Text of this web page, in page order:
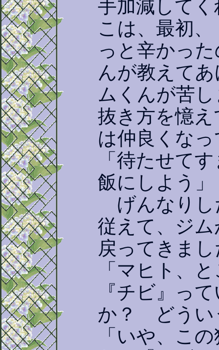
手加減して
こは、最初
っと辛かっ
んが教えて
ムくんが苦
抜き方を憶
は仲良くな
「待たせて
飯にしよう」
げんなりし
従えて、ジ
戻ってきま
「マヒト、
『チビ』っ
か？ どうい
「いや、こ